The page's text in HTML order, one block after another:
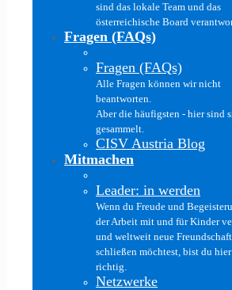
sind das lokale Team und das
österreichische Board
Fragen (FAQs)
Fragen (FAQs)
Alle Fragen können wir nicht
beantworten.
Aber die häufigsten - hier sind
gesammelt.
CISV Austria Blog
Mitmachen
Leader: in werden
Wenn du Freude und
der Arbeit mit und für Kinder
und weltweit neue
schließen möchtest, bist du
richtig.
Netzwerke